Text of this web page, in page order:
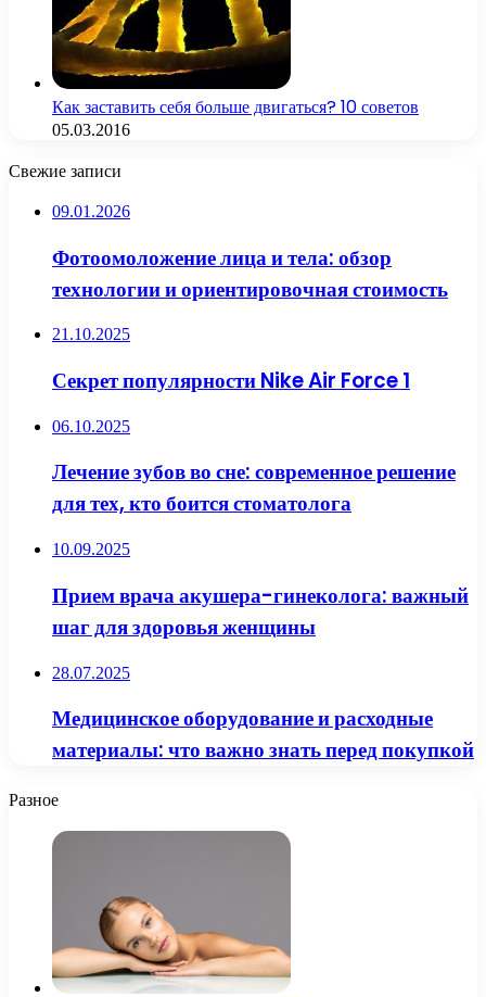
Как заставить себя больше двигаться? 10 советов
05.03.2016
Свежие записи
09.01.2026
Фотоомоложение лица и тела: обзор
технологии и ориентировочная стоимость
21.10.2025
Секрет популярности Nike Air Force 1
06.10.2025
Лечение зубов во сне: современное решение
для тех, кто боится стоматолога
10.09.2025
Прием врача акушера-гинеколога: важный
шаг для здоровья женщины
28.07.2025
Медицинское оборудование и расходные
материалы: что важно знать перед покупкой
Разное